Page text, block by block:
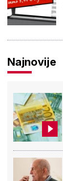
Najnovije